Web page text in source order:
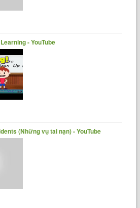
- YouTube
(Những vụ tai nạn) - YouTube